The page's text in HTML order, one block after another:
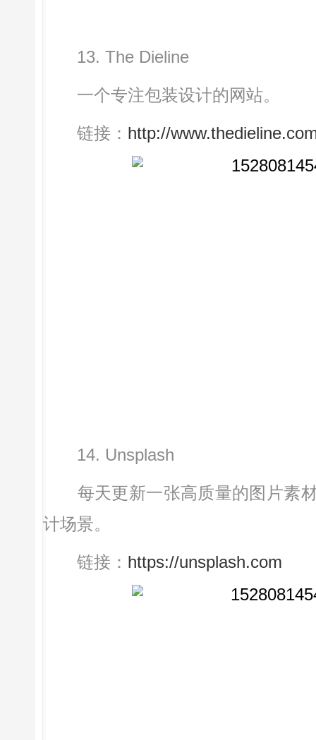
13. The Dieline
一个专注包装设计的网站。
链接： http://
14. Unsplash
每天更新一张高质量的图片素材
计场景。
链接： https://unsplash.com